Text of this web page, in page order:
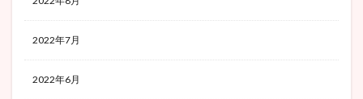
2022年7月
2022年6月